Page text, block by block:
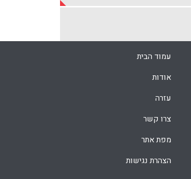
עמוד הבית
אודות
עזרה
צרו קשר
מפת אתר
הצהרת נגישות